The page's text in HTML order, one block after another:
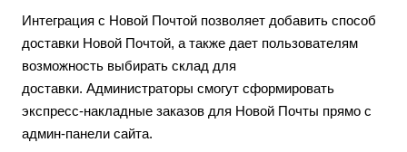
Интеграция с Новой Почтой позволяет добавить способ
доставки Новой Почтой, а также дает пользователям
возможность выбирать склад для
доставки. Администраторы смогут сформировать
экспресс-накладные заказов для Новой Почты прямо с
админ-панели сайта.